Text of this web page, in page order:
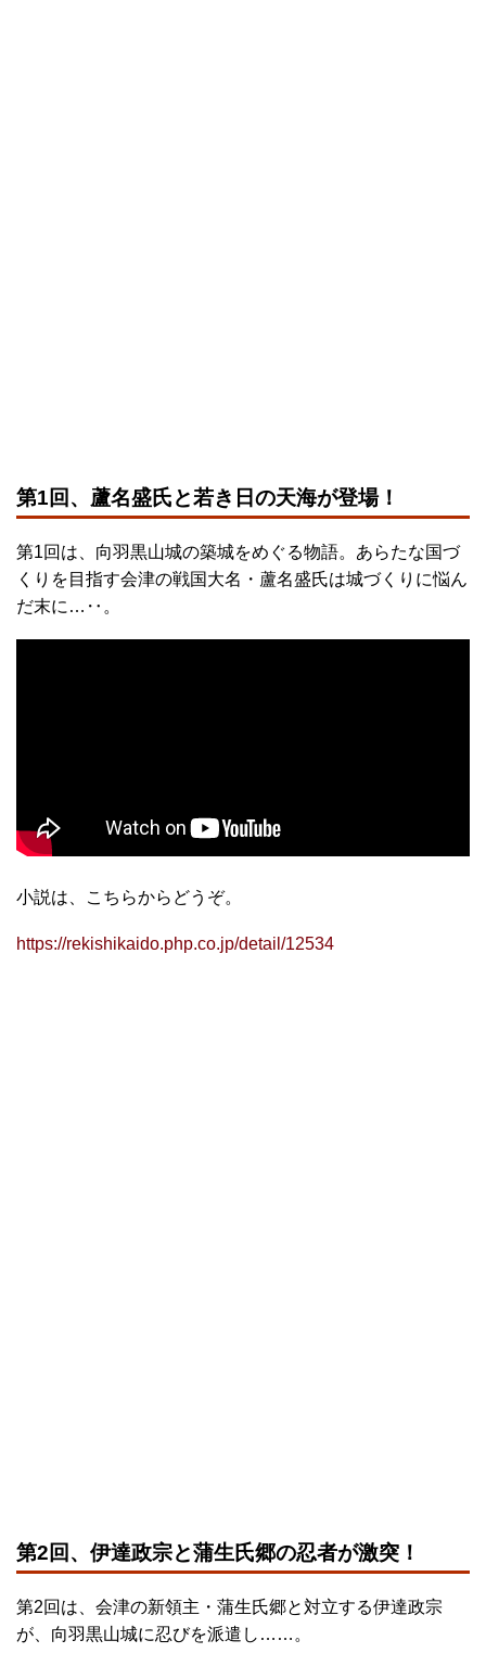
第1回、蘆名盛氏と若き日の天海が登場！
第1回は、向羽黒山城の築城をめぐる物語。あらたな国づ
くりを目指す会津の戦国大名・蘆名盛氏は城づくりに悩ん
だ末に…‥。
小説は、こちらからどうぞ。
https://rekishikaido.php.co.jp/detail/12534
第2回、伊達政宗と蒲生氏郷の忍者が激突！
第2回は、会津の新領主・蒲生氏郷と対立する伊達政宗
が、向羽黒山城に忍びを派遣し……。